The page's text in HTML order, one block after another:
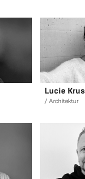
Lucie
Ar­chi­tek­tur